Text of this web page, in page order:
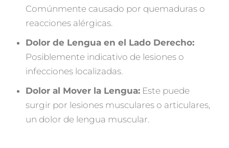
Comúnmente causado por quemaduras o
reacciones alérgicas.
Dolor de Lengua en el Lado Derecho:
Posiblemente indicativo de lesiones o
infecciones localizadas.
Dolor al Mover la Lengua: Este puede
surgir por lesiones musculares o articulares,
un dolor de lengua muscular.